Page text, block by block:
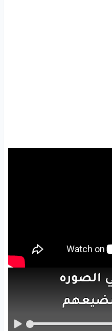
الصوره
مبهورة